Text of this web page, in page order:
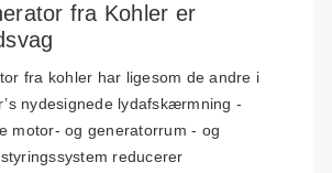
fra Kohler er
fra kohler har ligesom de andre i
nydesignede lydafskærmning -
motor- og generatorrum - og
reducerer